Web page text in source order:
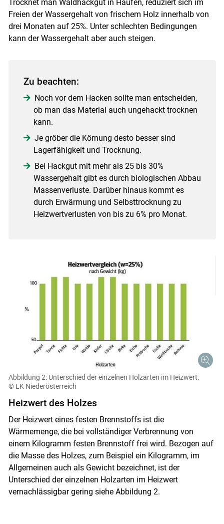
Trocknet man Waldhackgut in Haufen, reduziert sich im
Freien der Wassergehalt von frischem Holz innerhalb von
drei Monaten auf 25%. Unter schlechten Bedingungen
kann der Wassergehalt aber auch steigen.
Zu beachten:
Noch vor dem Hacken sollte man entscheiden,
ob man das Material auch ungehackt trocknen
kann.
Je gröber die Körnung desto besser sind
Lagerfähigkeit und Trocknung.
Bei Hackgut mit mehr als 25 bis 30%
Wassergehalt gibt es durch biologischen Abbau
Massenverluste. Darüber hinaus kommt es
durch Erwärmung und Selbsttrocknung zu
Heizwertverlusten von bis zu 6% pro Monat.
Abbildung 2: Unterschied der einzelnen Holzarten im Heizwert.
© LK Niederösterreich
Heizwert des Holzes
Der Heizwert eines festen Brennstoffs ist die
Wärmemenge, die bei vollständiger Verbrennung von
einem Kilogramm festen Brennstoff frei wird. Bezogen auf
die Masse des Holzes, zum Beispiel ein Kilogramm, im
Allgemeinen auch als Gewicht bezeichnet, ist der
Unterschied der einzelnen Holzarten im Heizwert
vernachlässigbar gering siehe Abbildung 2.